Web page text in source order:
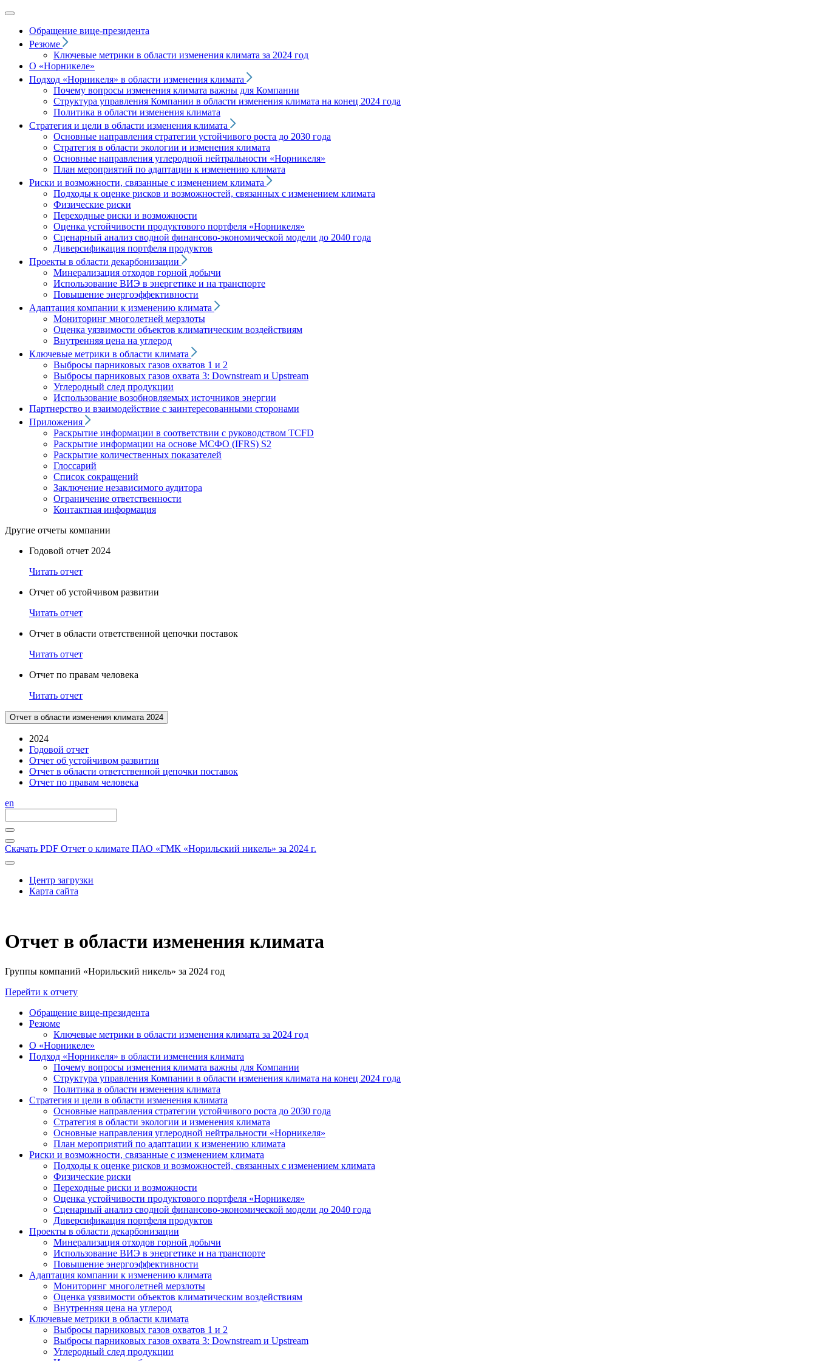
Обращение вице‑президента
Резюме
Ключевые метрики в области изменения климата за 2024 год
О «Норникеле»
Подход «Норникеля» в области изменения климата
Почему вопросы изменения климата важны для Компании
Структура управления Компании в области изменения климата на конец 2024 года
Политика в области изменения климата
Стратегия и цели в области изменения климата
Основные направления стратегии устойчивого роста до 2030 года
Стратегия в области экологии и изменения климата
Основные направления углеродной нейтральности «Норникеля»
План мероприятий по адаптации к изменению климата
Риски и возможности, связанные с изменением климата
Подходы к оценке рисков и возможностей, связанных с изменением климата
Физические риски
Переходные риски и возможности
Оценка устойчивости продуктового портфеля «Норникеля»
Сценарный анализ сводной финансово-экономической модели до 2040 года
Диверсификация портфеля продуктов
Проекты в области декарбонизации
Минерализация отходов горной добычи
Использование ВИЭ в энергетике и на транспорте
Повышение энергоэффективности
Адаптация компании к изменению климата
Мониторинг многолетней мерзлоты
Оценка уязвимости объектов климатическим воздействиям
Внутренняя цена на углерод
Ключевые метрики в области климата
Выбросы парниковых газов охватов 1 и 2
Выбросы парниковых газов охвата 3: Downstream и Upstream
Углеродный след продукции
Использование возобновляемых источников энергии
Партнерство и взаимодействие с заинтересованными сторонами
Приложения
Раскрытие информации в соответствии с руководством TCFD
Раскрытие информации на основе МСФО (IFRS) S2
Раскрытие количественных показателей
Глоссарий
Список сокращений
Заключение независимого аудитора
Ограничение ответственности
Контактная информация
Другие отчеты компании
Годовой отчет 2024
Читать отчет
Отчет об устойчивом развитии
Читать отчет
Отчет в области ответственной цепочки поставок
Читать отчет
Отчет по правам человека
Читать отчет
Отчет в области изменения климата 2024
2024
Годовой отчет
Отчет об устойчивом развитии
Отчет в области ответственной цепочки поставок
Отчет по правам человека
en
Скачать PDF Отчет о климате ПАО «ГМК «Норильский никель» за 2024 г.
Центр загрузки
Карта сайта
Отчет в области изменения климата
Группы компаний «Норильский никель» за 2024 год
Перейти к отчету
Обращение вице-президента
Резюме
Ключевые метрики в области изменения климата за 2024 год
О «Норникеле»
Подход «Норникеля» в области изменения климата
Почему вопросы изменения климата важны для Компании
Структура управления Компании в области изменения климата на конец 2024 года
Политика в области изменения климата
Стратегия и цели в области изменения климата
Основные направления стратегии устойчивого роста до 2030 года
Стратегия в области экологии и изменения климата
Основные направления углеродной нейтральности «Норникеля»
План мероприятий по адаптации к изменению климата
Риски и возможности, связанные с изменением климата
Подходы к оценке рисков и возможностей, связанных с изменением климата
Физические риски
Переходные риски и возможности
Оценка устойчивости продуктового портфеля «Норникеля»
Сценарный анализ сводной финансово-экономической модели до 2040 года
Диверсификация портфеля продуктов
Проекты в области декарбонизации
Минерализация отходов горной добычи
Использование ВИЭ в энергетике и на транспорте
Повышение энергоэффективности
Адаптация компании к изменению климата
Мониторинг многолетней мерзлоты
Оценка уязвимости объектов климатическим воздействиям
Внутренняя цена на углерод
Ключевые метрики в области климата
Выбросы парниковых газов охватов 1 и 2
Выбросы парниковых газов охвата 3: Downstream и Upstream
Углеродный след продукции